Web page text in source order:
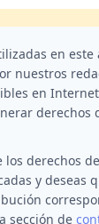
en
nuestros
en
derechos
los derechos
y deseas
sección de